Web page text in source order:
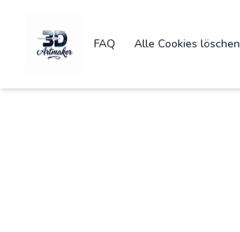
FAQ Alle Cookies löschen